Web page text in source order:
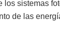
los sistemas
de las